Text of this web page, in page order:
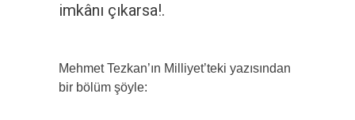
imkânı çıkarsa!.
Mehmet Tezkan’ın Milliyet’teki yazısından
bir bölüm şöyle: